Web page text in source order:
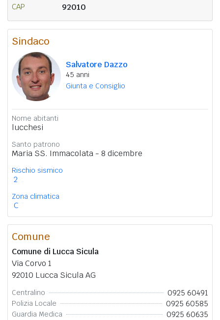
CAP 92010
Sindaco
Salvatore Dazzo
45 anni
Giunta e Consiglio
Nome abitanti
lucchesi
Santo patrono
Maria SS. Immacolata - 8 dicembre
Rischio sismico
2
Zona climatica
C
Comune
Comune di Lucca Sicula
Via Corvo 1
92010 Lucca Sicula AG
Centralino 0925 60491
Polizia Locale 0925 60585
Guardia Medica 0925 60635